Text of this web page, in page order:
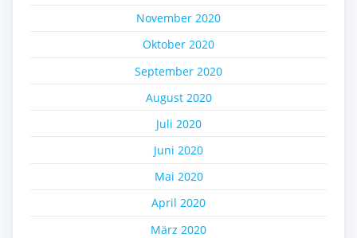
November 2020
Oktober 2020
September 2020
August 2020
Juli 2020
Juni 2020
Mai 2020
April 2020
März 2020